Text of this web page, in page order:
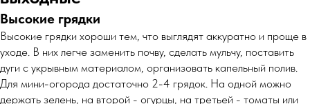
Высокие грядки
Высокие грядки хороши тем, что выглядят аккуратно и проще в
уходе. В них легче заменить почву, сделать мульчу, поставить
дуги с укрывным материалом, организовать капельный полив.
Для мини-огорода достаточно 2-4 грядок. На одной можно
держать зелень, на второй - огурцы, на третьей - томаты или